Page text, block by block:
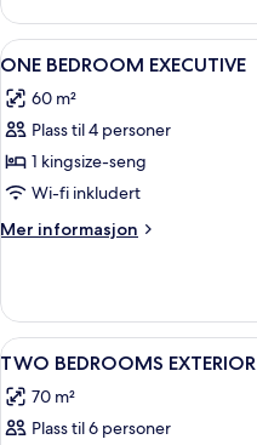
APARTMENT
Åpne
alle
bildene
av
ONE
BEDROOM
EXECUTIVE
6
ONE BEDROOM EXECUTIVE
60 m²
Plass til 4 personer
1 kingsize-seng
Wi-fi inkludert
Mer informasjon
Mer
BEDROOM
EXECUTIVE
Åpne
alle
bildene
av
10
TWO BEDROOMS EXTERIOR
70 m²
Plass til 6 personer